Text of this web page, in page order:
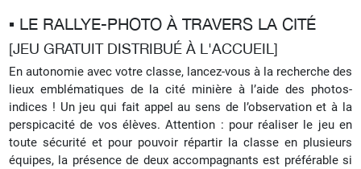
▪︎ LE RALLYE-PHOTO À TRAVERS LA CITÉ
[JEU GRATUIT DISTRIBUÉ À L'ACCUEIL]
En autonomie avec votre classe, lancez-vous à la recherche des
lieux emblématiques de la cité minière à l’aide des photos-
indices ! Un jeu qui fait appel au sens de l’observation et à la
perspicacité de vos élèves.Attention : pour réaliser le jeu en
toute sécurité et pour pouvoir répartir la classe en plusieurs
équipes, la présence de deux accompagnants est préférable si